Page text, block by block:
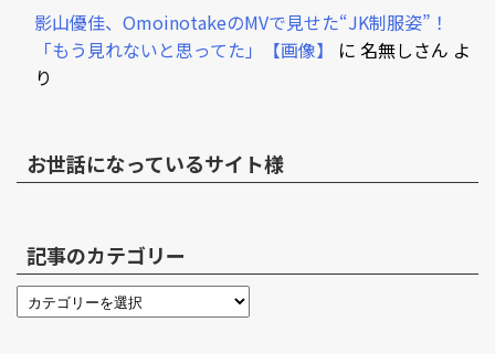
影山優佳、OmoinotakeのMVで見せた“JK制服姿”！
「もう見れないと思ってた」【画像】
に 名無しさん よ
り
お世話になっているサイト様
記事のカテゴリー